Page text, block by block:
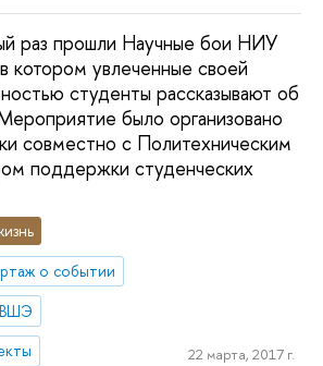
раз прошли Научные бои НИУ
увлеченные своей
студенты рассказывают об
было организовано
совместно с Политехническим
поддержки студенческих
о событии
22 марта, 2017 г.